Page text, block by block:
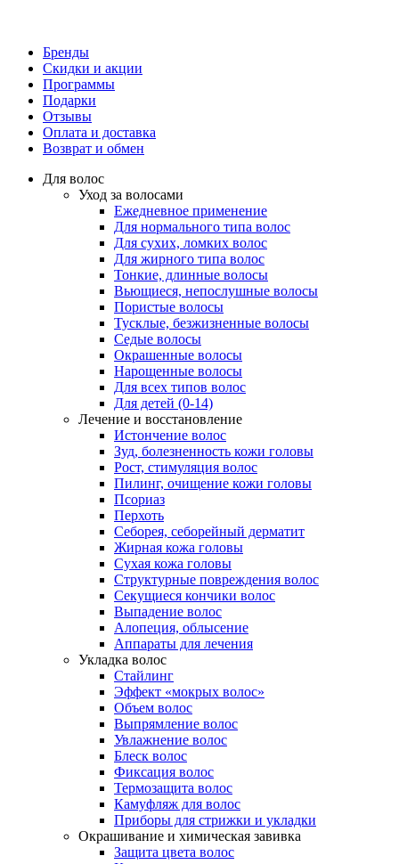
Бренды
Скидки и акции
Программы
Подарки
Отзывы
Оплата и доставка
Возврат и обмен
Для волос
Уход за волосами
Ежедневное применение
Для нормального типа волос
Для сухих, ломких волос
Для жирного типа волос
Тонкие, длинные волосы
Вьющиеся, непослушные волосы
Пористые волосы
Тусклые, безжизненные волосы
Седые волосы
Окрашенные волосы
Нарощенные волосы
Для всех типов волос
Для детей (0-14)
Лечение и восстановление
Истончение волос
Зуд, болезненность кожи головы
Рост, стимуляция волос
Пилинг, очищение кожи головы
Псориаз
Перхоть
Себорея, себорейный дерматит
Жирная кожа головы
Сухая кожа головы
Структурные повреждения волос
Секущиеся кончики волос
Выпадение волос
Алопеция, облысение
Аппараты для лечения
Укладка волос
Стайлинг
Эффект «мокрых волос»
Объем волос
Выпрямление волос
Увлажнение волос
Блеск волос
Фиксация волос
Термозащита волос
Камуфляж для волос
Приборы для стрижки и укладки
Окрашивание и химическая завивка
Защита цвета волос